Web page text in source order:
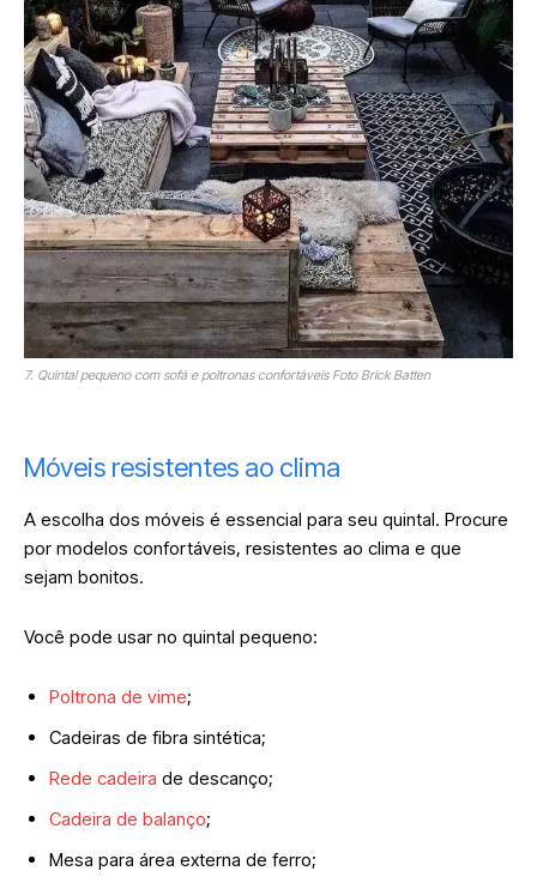
7. Quintal pequeno com sofá e poltronas confortáveis Foto Brick Batten
Móveis resistentes ao clima
A escolha dos móveis é essencial para seu quintal. Procure
por modelos confortáveis, resistentes ao clima e que
sejam bonitos.
Você pode usar no quintal pequeno:
Poltrona de vime;
Cadeiras de fibra sintética;
Rede cadeira de descanço;
Cadeira de balanço;
Mesa para área externa de ferro;